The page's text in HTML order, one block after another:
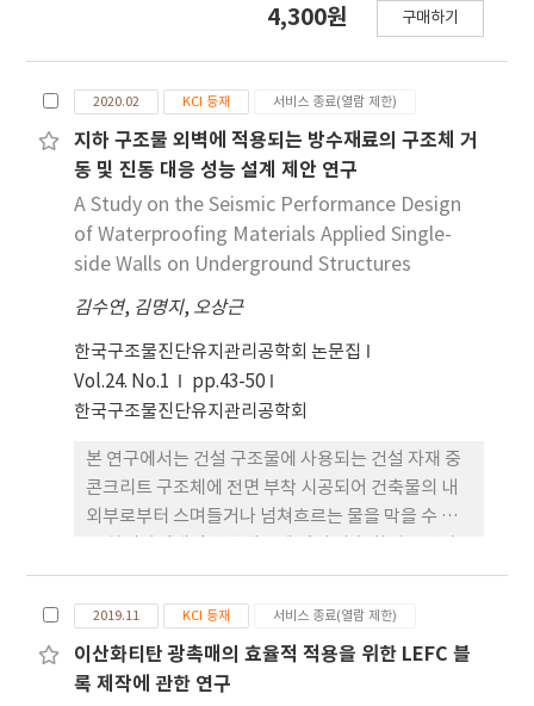
gloeosporioides를 엽면접종하여 병원성 검정을 수
간 유전적 다양성을 비교 분석하였다. 그 결과, C.
acutatum을 접종한 잎에서는 58품종은 감수성을,
17품종은 저항성을 나타내었고, C.
gloeosporioides를 접종한 경우에는 34품 종이 감
수성을, 25품종은 저항성을 나타냈다. 두 균주에 대해
공통적으로 저항성을 보인 품종은 ‘Agawan’,
‘Huangguan’, ‘Xiangfei’ 등 8품종이였으며,
이들 대부분은 유럽종과 미국종의 교잡종으로 분류되
었다. 유럽종에 기원한 ‘Emerald Seedless’,
‘Tano Red’, ‘Rem 46-77(Aestivalis GVIT
0970)’ 등의 품종들은 대부분 감수성으로 판별되었
다. 따라서 본 연구 결과를 통해 확보된 병 검정 및 유
전 분석 결과는 포도나무 병해를 효과적으로 관리하
는데 유용하게 활용될 수 있으며, 특히 포도나무 탄저
병 저항성 품종들을 개발하고 육성하는데 매우 중요
한 육종 소재 및 정보가 될 것으로 사료된다.
4,300원 구매하기
2020.02 KCI 등재 서비스 종료(열람 제한)
지하 구조물 외벽에 적용되는 방수재료의 구조체 거
동 및 진동 대응 성능 설계 제안 연구
A Study on the Seismic Performance Design
of Waterproofing Materials Applied Single-
side Walls on Underground Structures
김수연, 김명지, 오상근
한국구조물진단유지관리공학회 논문집
Vol.24. No.1
pp.43-50
한국구조물진단유지관리공학회
본 연구에서는 건설 구조물에 사용되는 건설 자재 중
콘크리트 구조체에 전면 부착 시공되어 건축물의 내
외부로부터 스며들거나 넘쳐흐르는 물을 막을 수 있
의 지하 외벽에서의 방수 성능 설계의 일환으로 내진
성능 설계 가능성을 제안하고 그 품질검증 시험방법
에 대해 검토하였다. 국내외 건설자재 내진설계 현황
을 살펴보았을 때, 국내의 경우 아직까지 현행법상 건
축 과정에서의 내진설계 규제는 있지만 자재에 대한
2019.11 KCI 등재 서비스 종료(열람 제한)
이산화티탄 광촉매의 효율적 적용을 위한 LEFC 블
록 제작에 관한 연구